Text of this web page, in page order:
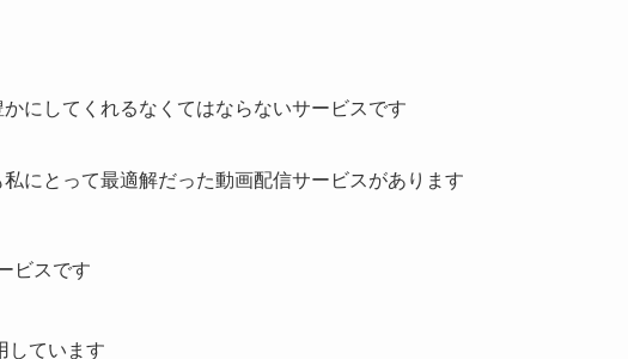
にしてくれるなくてはならないサービスです
にとって最適解だった動画配信サービスがあります
ビスです
しています